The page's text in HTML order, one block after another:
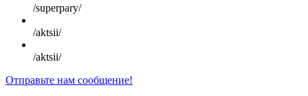
/superpary/
/aktsii/
/aktsii/
Отправьте нам сообщение!